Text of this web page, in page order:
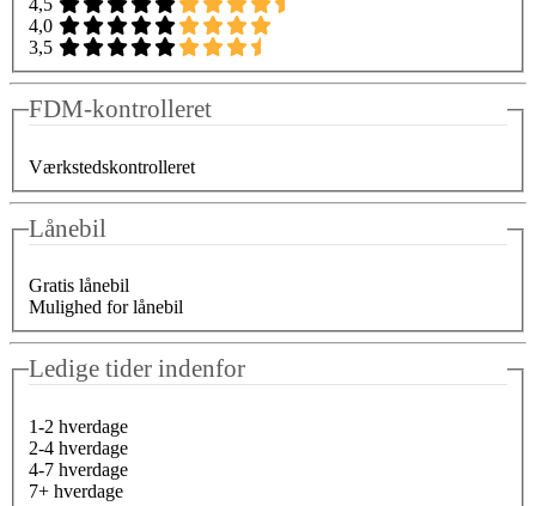
4,5
4,0
3,5
FDM-kontrolleret
Værkstedskontrolleret
Lånebil
Gratis lånebil
Mulighed for lånebil
Ledige tider indenfor
1-2 hverdage
2-4 hverdage
4-7 hverdage
7+ hverdage